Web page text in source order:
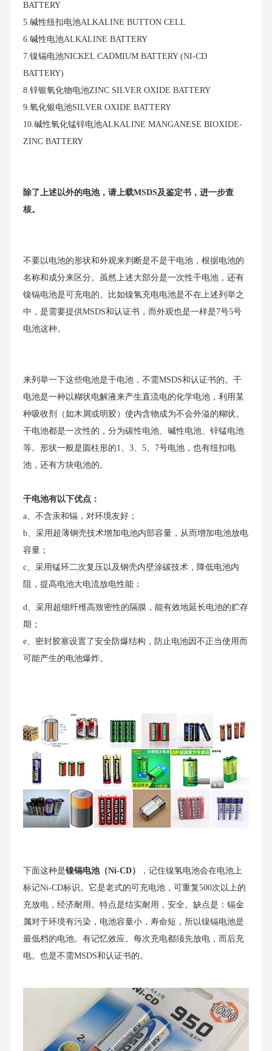
BATTERY
5.碱性纽扣电池ALKALINE BUTTON CELL
6.碱性电池ALKALINE BATTERY
7.镍镉电池NICKEL CADMIUM BATTERY (NI-CD
BATTERY)
8.锌银氧化物电池ZINC SILVER OXIDE BATTERY
9.氧化银电池SILVER OXIDE BATTERY
10.碱性氧化锰锌电池ALKALINE MANGANESE BIOXIDE-
ZINC BATTERY
除了上述以外的电池，请上载MSDS及鉴定书，进一步查
核。
不要以电池的形状和外观来判断是不是干电池，根据电池的
名称和成分来区分。虽然上述大部分是一次性干电池，还有
镍镉电池是可充电的。比如镍氢充电电池是不在上述列举之
中，是需要提供MSDS和认证书，而外观也是一样是7号5号
电池这种。
来列举一下这些电池是干电池，不需MSDS和认证书的。干
电池是一种以糊状电解液来产生直流电的化学电池，利用某
种吸收剂（如木屑或明胶）使内含物成为不会外溢的糊状。
干电池都是一次性的，分为碳性电池、碱性电池、锌锰电池
等。形状一般是圆柱形的1、3、5、7号电池，也有纽扣电
池，还有方块电池的。
干电池有以下优点：
a、不含汞和镉，对环境友好；
b、采用超薄钢壳技术增加电池内部容量，从而增加电池放电
容量；
c、采用锰环二次复压以及钢壳内壁涂碳技术，降低电池内
阻，提高电池大电流放电性能；
d、采用超细纤维高致密性的隔膜，能有效地延长电池的贮存
期；
e、密封胶塞设置了安全防爆结构，防止电池因不正当使用而
可能产生的电池爆炸。
下面这种是镍镉电池（Ni-CD）
，记住镍氢电池会在电池上
标记Ni-CD标识。它是老式的可充电池，可重复500次以上的
充放电，经济耐用。特点是结实耐用，安全。缺点是：镉金
属对于环境有污染，电池容量小，寿命短，所以镍镉电池是
最低档的电池。有记忆效应。每次充电都须先放电，而后充
电。也是不需MSDS和认证书的。